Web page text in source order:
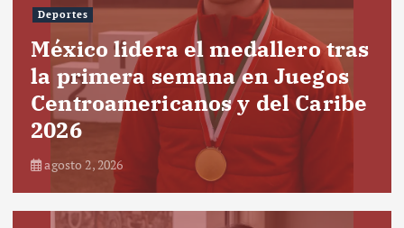
Deportes
México lidera el medallero tras
la primera semana en Juegos
Centroamericanos y del Caribe
2026
agosto 2, 2026